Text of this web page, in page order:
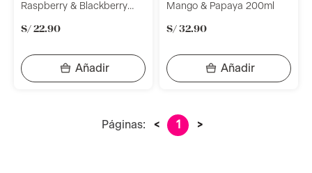
Raspberry & Blackberry
S/ 22.90
Mango & Papaya 200ml
S/ 32.90
Páginas: < 1 >